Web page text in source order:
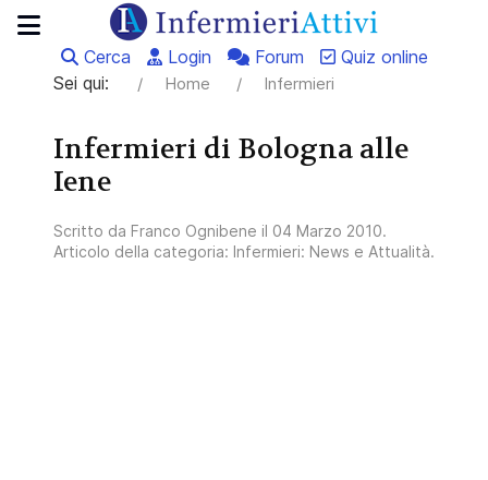
Cerca Login Forum
Quiz online
Sei qui:
Home Infermieri
Infermieri di Bologna alle
Iene
Scritto da Franco Ognibene il 04 Marzo 2010.
Articolo della categoria: Infermieri: News e Attualità.